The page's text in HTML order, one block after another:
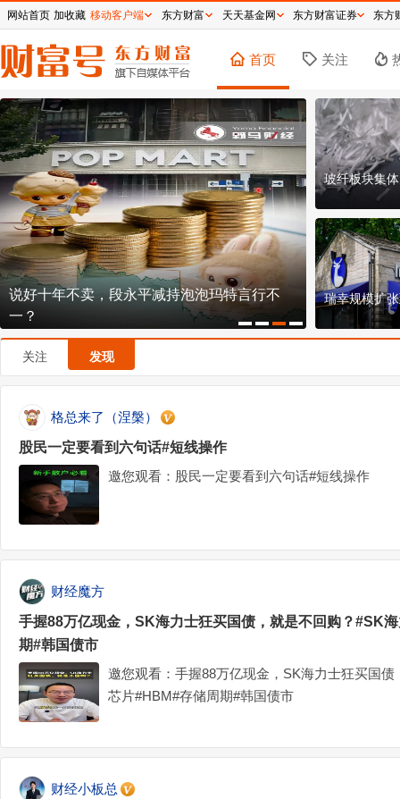
首页 关注
说好十年不卖，段永平减持泡泡玛特言行不
一？
椰子水第一
玻纤板块集
瑞幸规模扩
关注 发现
格总来了（涅槃）
股民一定要看到六句话#短线操作
邀您观看：股民一定要看到六句话#短线操作
财经魔方
手握88万亿现金，SK海力士狂买国债，就是不回购？#SK
期#韩国债市
邀您观看：手握88万亿现金，SK海力士狂买国
芯片#HBM#存储周期#韩国债市
财经小板总
网站首页 加收藏 移动客户端 东方财富 天天基金网 东方财富证券 东方